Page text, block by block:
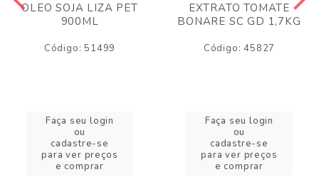
OLEO SOJA LIZA PET
900ML
Código: 51499
Faça seu login
ou
cadastre-se
para ver preços
e comprar
EXTRATO TOMATE
BONARE SC GD 1,7KG
Código: 45827
Faça seu login
ou
cadastre-se
para ver preços
e comprar